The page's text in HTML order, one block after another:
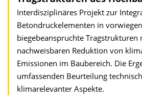
Interdisziplinäres Projekt zur
Betondruckelementen in
biegebeanspruchte Tragstrukturen
nachweisbaren Reduktion von
Emissionen im Baubereich. Die
umfassenden Beurteilung
klimarelevanter Aspekte.